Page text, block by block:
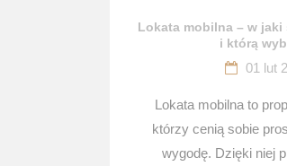
Lokata mobilna – w jaki
i którą
01 lut
Lokata mobilna to
którzy cenią sobie
wygodę. Dzięki niej